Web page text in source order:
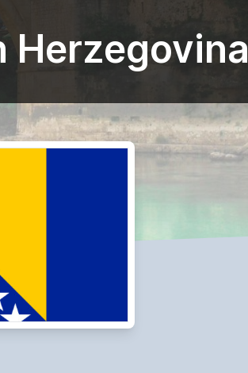
Herzegovina